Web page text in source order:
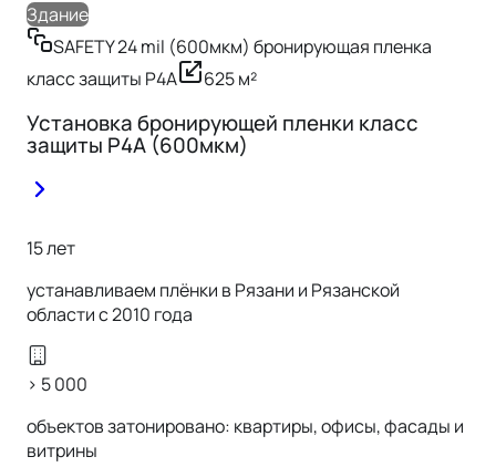
Здание
SAFETY 24 mil (600мкм) бронирующая пленка
класс защиты Р4А
625м²
Установка бронирующей пленки класс
защиты Р4А (600мкм)
15 лет
устанавливаем плёнки в Рязани и Рязанской
области с 2010 года
> 5 000
объектов затонировано: квартиры, офисы, фасады и
витрины